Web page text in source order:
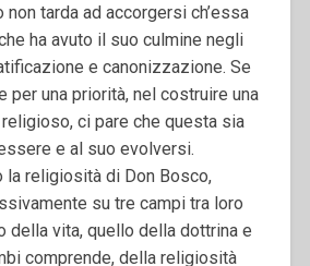
non tarda ad accorgersi ch’essa
ha avuto il suo culmine negli
e canonizzazione. Se
per una priorità, nel costruire una
ci pare che questa sia
e al suo evolversi.
la religiosità di Don Bosco,
su tre campi tra loro
della vita, quello della dottrina e
comprende, della religiosità